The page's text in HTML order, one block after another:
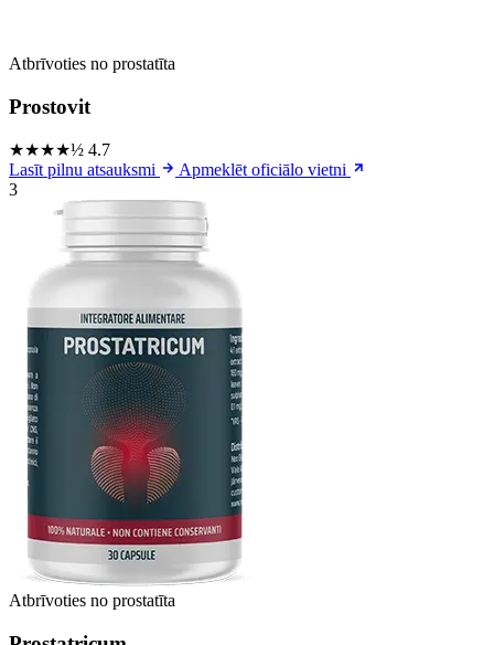
Atbrīvoties no prostatīta
Prostovit
★★★★½ 4.7
Lasīt pilnu atsauksmi
Apmeklēt oficiālo vietni
3
Atbrīvoties no prostatīta